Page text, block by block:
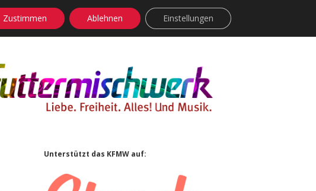
facebook
instagram
rss soundcloud
vimeoBluesky
Sidebar
Unterstützt das KFMW auf:
Zustimmen Ablehnen Einstellungen